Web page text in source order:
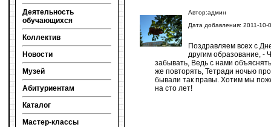
Деятельность
обучающихся
Коллектив
Новости
Музей
Абитуриентам
Каталог
Мастер-классы
Автор:админ
Дата добавления: 2011-10-
Поздравляем всех с
другим образование, -
забывать, Ведь с нами
же повторять, Тетради ночью
бывали так правы. Хотим мы
на сто лет!